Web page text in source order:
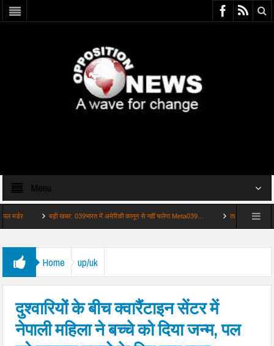
Menu
बड़ी खबर: 039भारत में अमेरिकी कानून से नहीं चलेगा Meta039… ताजा: 039मस्जिद में
Home up/uk
दुश्वारियों के बीच क्वारैंटाइन सेंटर में
नेपाली महिला ने बच्चे को दिया जन्म, पल